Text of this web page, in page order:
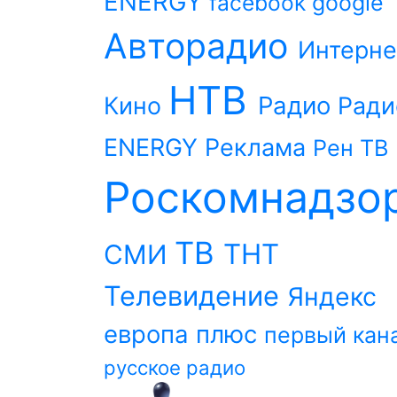
Авторадио
Кино НТВ Радио
ENERGY Реклама Рен ТВ
СМИ ТВ ТНТ
Телевидение Яндекс
европа плюс первый
русское радио